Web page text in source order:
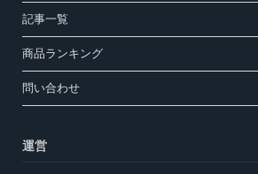
記事一覧
商品ランキング
問い合わせ
運営